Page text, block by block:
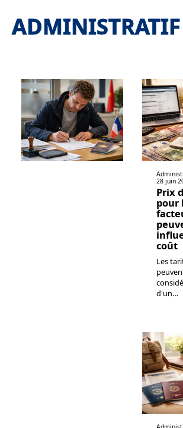
ADMINISTRATIF
28 juin
Prix
pour
coût
Les
d'un…